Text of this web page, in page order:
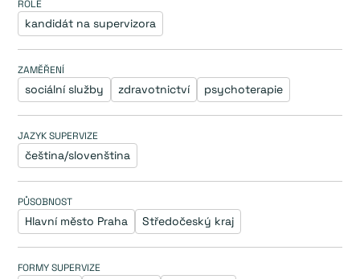
ROLE
kandidát na supervizora
ZAMĚŘENÍ
sociální služby zdravotnictví psychoterapie
JAZYK SUPERVIZE
čeština/slovenština
PŮSOBNOST
Hlavní město Praha Středočeský kraj
FORMY SUPERVIZE